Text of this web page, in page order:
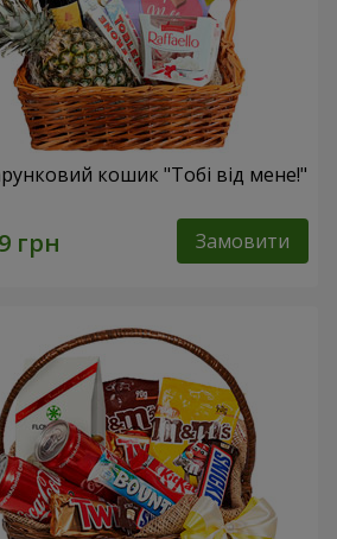
кошик "Тобі від мене!"
Замовити